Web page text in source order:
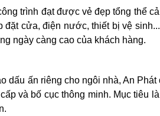
trình đạt được vẻ đẹp tổng thể
cửa, điện nước, thiết bị vệ
ngày càng cao của khách hàng.
dấu ấn riêng cho ngôi nhà, An
và bố cục thông minh. Mục tiêu